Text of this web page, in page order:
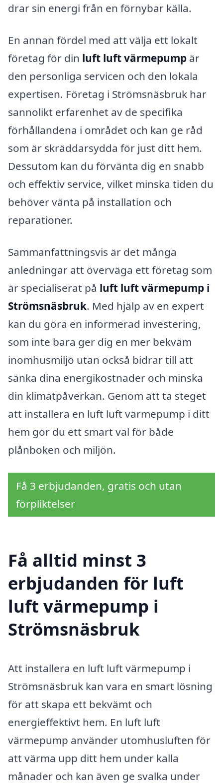
drar sin energi från en förnybar källa.
En annan fördel med att välja ett lokalt
företag för din luft luft värmepump är
den personliga servicen och den lokala
expertisen. Företag i Strömsnäsbruk har
sannolikt erfarenhet av de specifika
förhållandena i området och kan ge råd
som är skräddarsydda för just ditt hem.
Dessutom kan du förvänta dig en snabb
och effektiv service, vilket minska tiden du
behöver vänta på installation och
reparationer.
Sammanfattningsvis är det många
anledningar att överväga ett företag som
är specialiserat på luft luft värmepump i
Strömsnäsbruk. Med hjälp av en expert
kan du göra en informerad investering,
som inte bara ger dig en mer bekväm
inomhusmiljö utan också bidrar till att
sänka dina energikostnader och minska
din klimatpåverkan. Genom att ta steget
att installera en luft luft värmepump i ditt
hem gör du ett smart val för både
plånboken och miljön.
Få 3 erbjudanden, gratis och utan
förpliktelser
Få alltid minst 3
erbjudanden för luft
luft värmepump i
Strömsnäsbruk
Att installera en luft luft värmepump i
Strömsnäsbruk kan vara en smart lösning
för att skapa ett bekvämt och
energieffektivt hem. En luft luft
värmepump använder utomhusluften för
att värma upp ditt hem under kalla
månader och kan även ge svalka under